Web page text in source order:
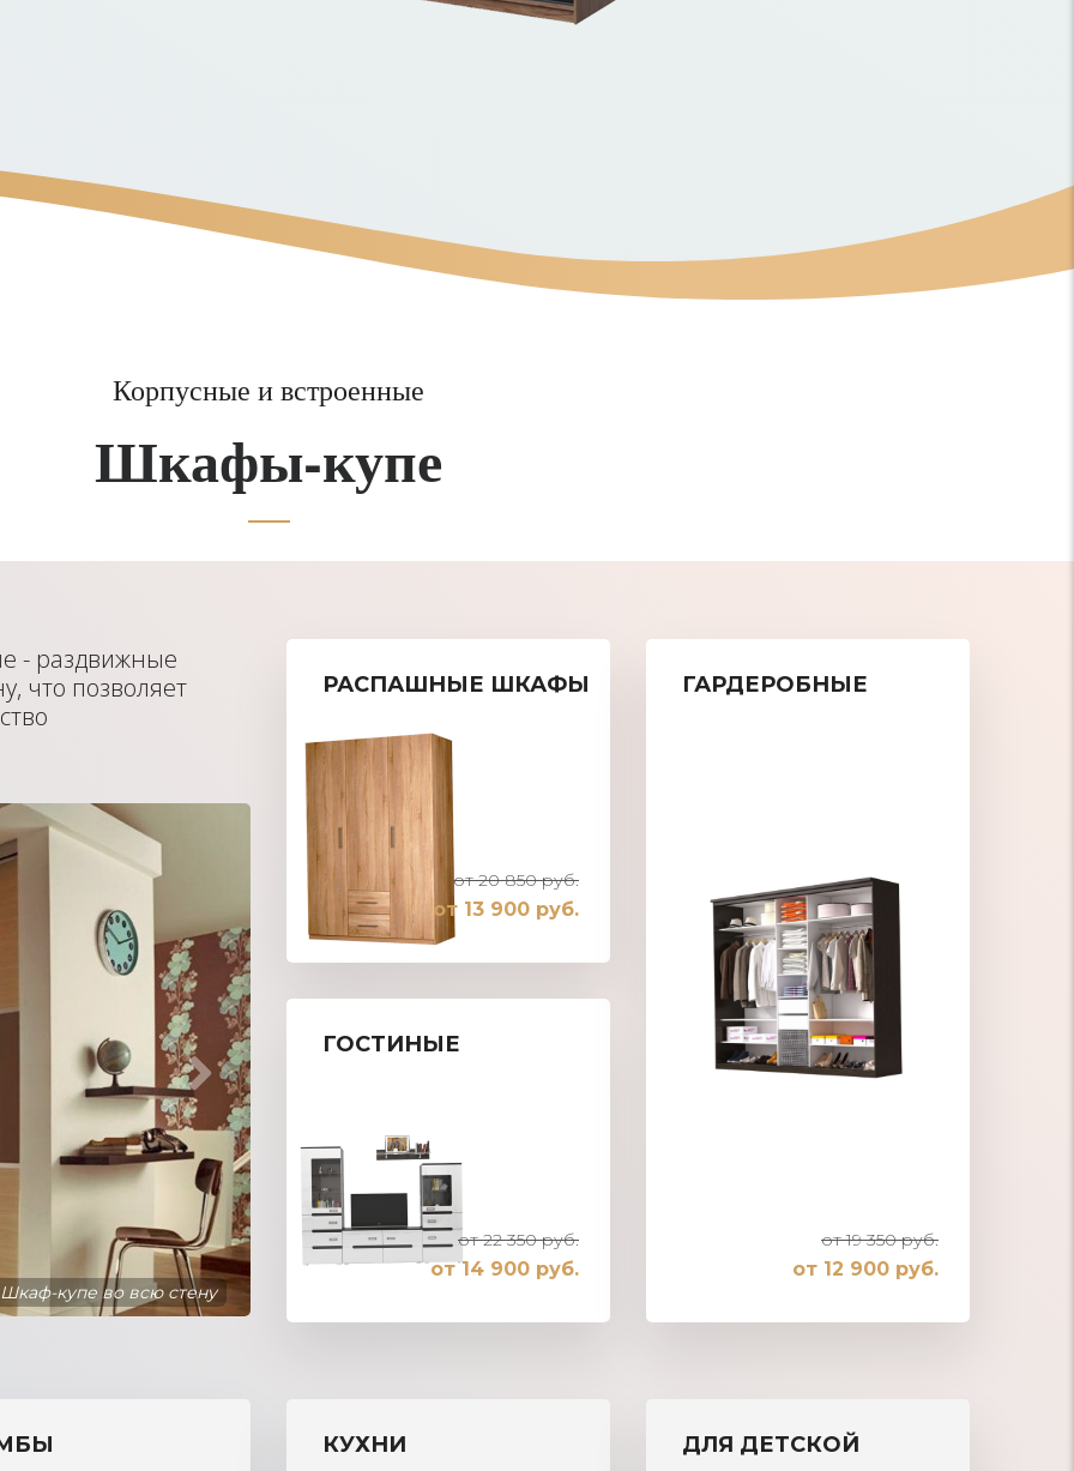
Корпусные и встроенные
Шкафы-купе
- раздвижные
что позволяет
Шкаф-купе во всю стену
РАСПАШНЫЕ ШКАФЫ
от 20 850 руб.
от 13 900 руб.
ГОСТИНЫЕ
от 22 350 руб.
от 14 900 руб.
ГАРДЕРОБНЫЕ
от 19 350 руб.
от 12 900 руб.
КУХНИ ДЛЯ ДЕТСКОЙ